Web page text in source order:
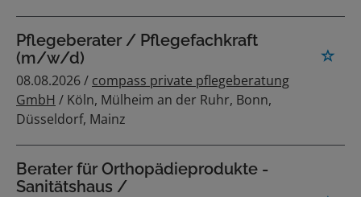
Pflegeberater / Pflegefachkraft
(m/w/d)
08.08.2026 / compass private pflegeberatung
GmbH / Köln, Mülheim an der Ruhr, Bonn,
Düsseldorf, Mainz
Berater für Orthopädieprodukte -
Sanitätshaus /